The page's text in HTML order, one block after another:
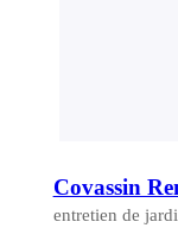
Covassin
entretien de